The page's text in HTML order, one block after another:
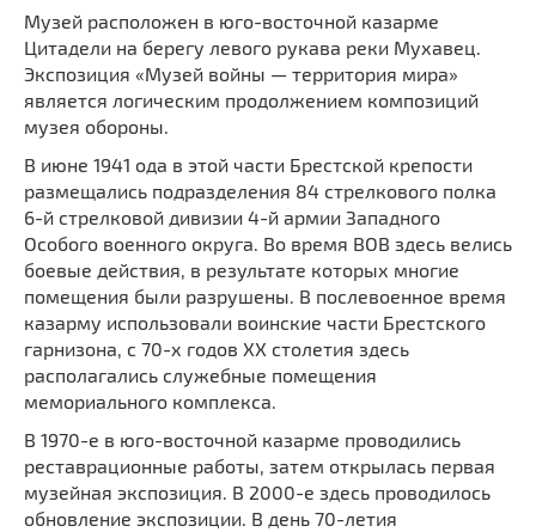
Мечети
Синагоги
Часовни
Кирхи
Кладбище
Культурные центры
Театры
Галереи
Концертные залы
Выберите направление
Музей расположен в юго-восточной казарме
Цитадели на берегу левого рукава реки Мухавец.
Экспозиция «Музей войны — территория мира»
является логическим продолжением композиций
музея обороны.
В июне 1941 ода в этой части Брестской крепости
размещались подразделения 84 стрелкового полка
6-й стрелковой дивизии 4-й армии Западного
Особого военного округа. Во время ВОВ здесь велись
боевые действия, в результате которых многие
помещения были разрушены. В послевоенное время
казарму использовали воинские части Брестского
гарнизона, с 70-х годов ХХ столетия здесь
располагались служебные помещения
мемориального комплекса.
В 1970-е в юго-восточной казарме проводились
реставрационные работы, затем открылась первая
музейная экспозиция. В 2000-е здесь проводилось
обновление экспозиции. В день 70-летия